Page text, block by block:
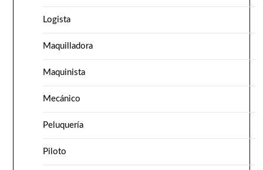
Logista
Maquilladora
Maquinista
Mecánico
Peluquería
Piloto